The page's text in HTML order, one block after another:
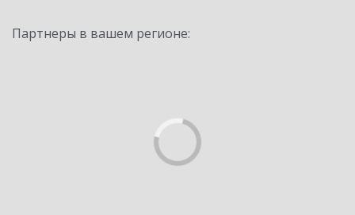
Партнеры в вашем регионе: